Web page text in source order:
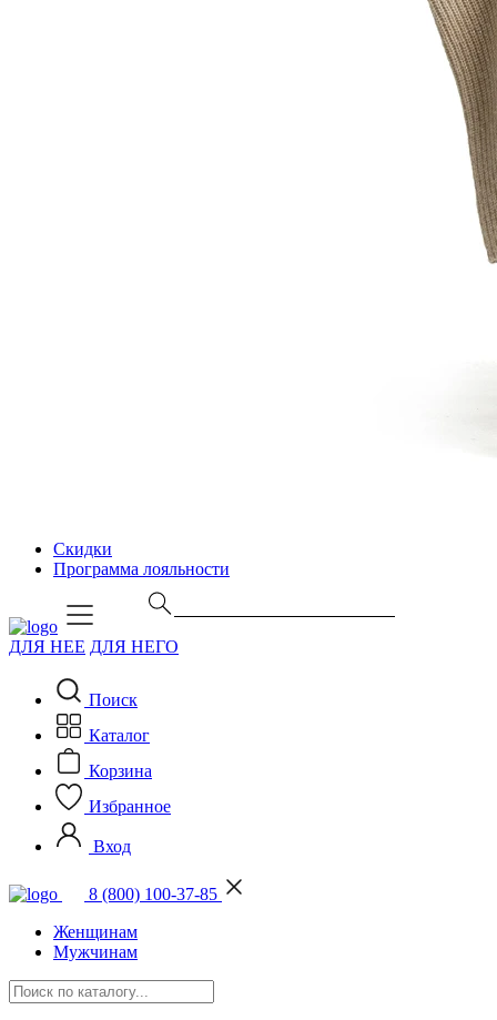
Скидки
Программа лояльности
ДЛЯ НЕЕ ДЛЯ НЕГО
Поиск
Каталог
Корзина
Избранное
Вход
8 (800) 100-37-85
Женщинам
Мужчинам